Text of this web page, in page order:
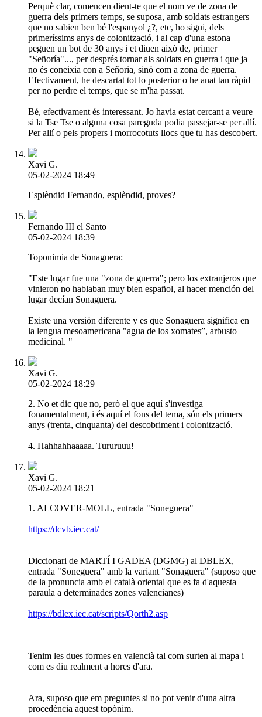
Perquè clar, comencen dient-te que el nom ve de zona de
guerra dels primers temps, se suposa, amb soldats estrangers
que no sabien ben bé l'espanyol ¿?, etc, ho sigui, dels
primeríssims anys de colonització, i al cap d'una estona
peguen un bot de 30 anys i et diuen això de, primer
"Señoría"..., per després tornar als soldats en guerra i que ja
no és coneixia con a Señoria, sinó com a zona de guerra.
Efectivament, he descartat tot lo posterior o he anat tan ràpid
per no perdre el temps, que se m'ha passat.
Bé, efectivament és interessant. Jo havia estat cercant a veure
si la Tse Tse o alguna cosa pareguda podia passejar-se per allí.
Per allí o pels propers i morrocotuts llocs que tu has descobert.
Xavi G.
05-02-2024 18:49
Esplèndid Fernando, esplèndid, proves?
Fernando III el Santo
05-02-2024 18:39
Toponimia de Sonaguera:
"Este lugar fue una "zona de guerra"; pero los extranjeros que
vinieron no hablaban muy bien español, al hacer mención del
lugar decían Sonaguera.
Existe una versión diferente y es que Sonaguera significa en
la lengua mesoamericana "agua de los xomates”, arbusto
medicinal. "
Xavi G.
05-02-2024 18:29
2. No et dic que no, però el que aquí s'investiga
fonamentalment, i és aquí el fons del tema, són els primers
anys (trenta, cinquanta) del descobriment i colonització.
4. Hahhahhaaaaa. Tururuuu!
Xavi G.
05-02-2024 18:21
1. ALCOVER-MOLL, entrada "Soneguera"
https://dcvb.iec.cat/
Diccionari de MARTÍ I GADEA (DGMG) al DBLEX,
entrada "Soneguera" amb la variant "Sonaguera" (suposo que
de la pronuncia amb el català oriental que es fa d'aquesta
paraula a determinades zones valencianes)
https://bdlex.iec.cat/scripts/Qorth2.asp
Tenim les dues formes en valencià tal com surten al mapa i
com es diu realment a hores d'ara.
Ara, suposo que em preguntes si no pot venir d'una altra
procedència aquest topònim.